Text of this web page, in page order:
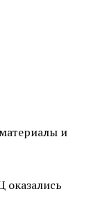
и
оказались